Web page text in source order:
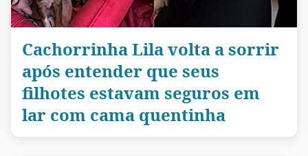
Cachorrinha Lila volta a sorrir
após entender que seus
filhotes estavam seguros em
lar com cama quentinha